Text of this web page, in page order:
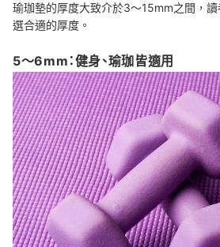
瑜珈墊的厚度大致介於3～15mm之間，
選合適的厚度。
5〜6mm：健身、瑜珈皆適用